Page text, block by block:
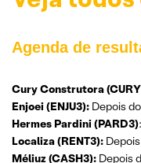
Agenda de
Cury Construtora
Enjoei (ENJU3): Depois
Hermes Pardini (PARD3)
Localiza (RENT3):
Méliuz (CASH3): Depois